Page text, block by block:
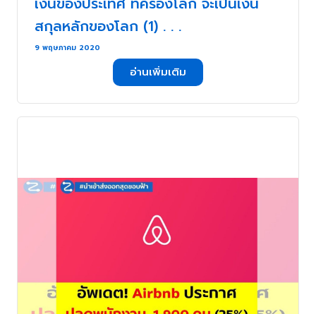
สกุลหลักของโลก (1) . . .
9 พฤษภาคม 2020
อ่านเพิ่มเติม